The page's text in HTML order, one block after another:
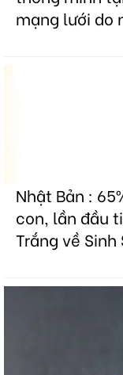
mạng lưới do
Nhật Bản :
con, lần đầu
Trắng về